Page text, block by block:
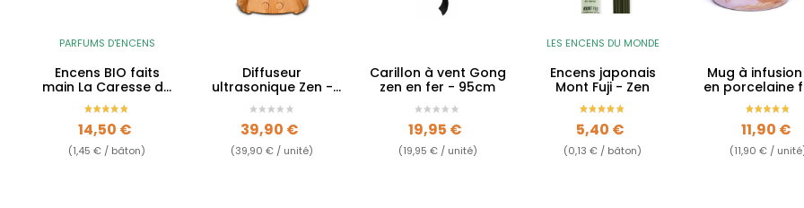
PARFUMS D'ENCENS
Encens BIO faits
main La Caresse du
Papillon - Tradition
Japonaise
Prix
14,50 €
(1,45 € / bâton)
Diffuseur
ultrasonique Zen -
200ml
Prix
39,90 €
(39,90 € / unité)
Carillon à vent Gong
zen en fer - 95cm
Prix
19,95 €
(19,95 € / unité)
LES ENCENS DU MONDE
Encens japonais
Mont Fuji - Zen
Prix
5,40 €
(0,13 € / bâton)
Mug à infusion
en porcelaine
filtre inox
Prix
11,90 €
(11,90 € /